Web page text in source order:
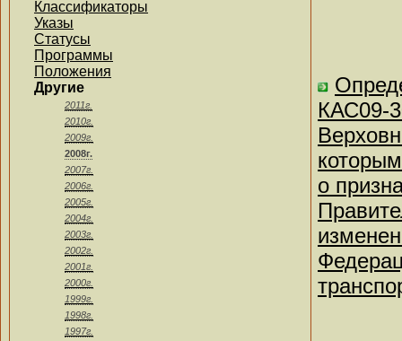
Классификаторы
Указы
Статусы
Программы
Положения
Другие
2011г.
2010г.
2009г.
2008г.
2007г.
2006г.
2005г.
2004г.
2003г.
2002г.
2001г.
2000г.
1999г.
1998г.
1997г.
КАС09-
о